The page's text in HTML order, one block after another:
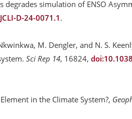
degrades simulation of ENSO
D-24-0071.1.
M. Dengler, and N. S.
Sci Rep 14, 16824,
in the Climate System?,